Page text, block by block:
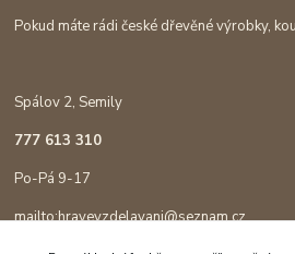
Pokud máte rádi české dřevěné výrobky,
Spálov 2, Semily
777 613 310
Po-Pá 9-17
mailto:hravevzdelavani@seznam.cz